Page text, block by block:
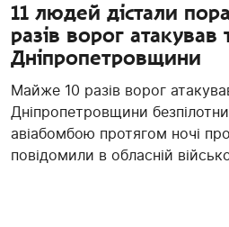
11 людей дістали
разів ворог
Дніпропетровщини
Майже 10 разів ворог
Дніпропетровщини
авіабомбою протягом ночі
повідомили в обласній